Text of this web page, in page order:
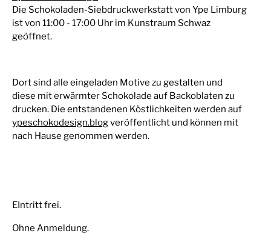
Die Schokoladen-Siebdruckwerkstatt von Ype Limburg
ist von 11:00 - 17:00 Uhr im Kunstraum Schwaz
geöffnet.
Dort sind alle eingeladen Motive zu gestalten und
diese mit erwärmter Schokolade auf Backoblaten zu
drucken. Die entstandenen Köstlichkeiten werden auf
ypeschokodesign.blogveröffentlicht und können mit
nach Hause genommen werden.
EIntritt frei.
Ohne Anmeldung.